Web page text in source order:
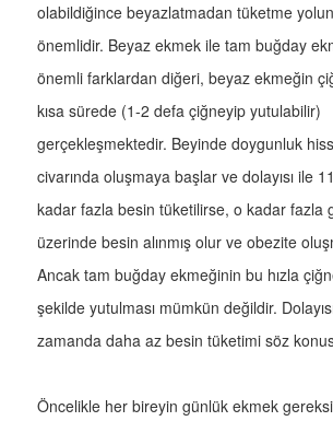
olabildiğince beyazlatmadan tüketme
önemlidir. Beyaz ekmek ile tam buğday
önemli farklardan diğeri, beyaz ekmeğin
kısa sürede (1-2 defa çiğneyip yutulabilir)
gerçekleşmektedir. Beyinde doygunluk
civarında oluşmaya başlar ve dolayısı ile
kadar fazla besin tüketilirse, o kadar fazla
üzerinde besin alınmış olur ve obezite
Ancak tam buğday ekmeğinin bu hızla
şekilde yutulması mümkün değildir.
zamanda daha az besin tüketimi söz
Öncelikle her bireyin günlük ekmek